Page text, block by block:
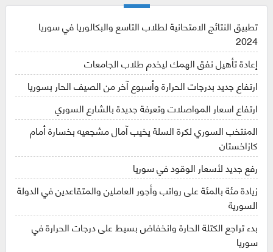
تطبيق النتائج الامتحانية لطلاب التاسع والبكالوريا في سوريا
2024
إعادة تأهيل نفق الهمك ليخدم طلاب الجامعات
ارتفاع جديد بدرجات الحرارة وأسبوع آخر من الصيف الحار بسوريا
ارتفاع اسعار المواصلات وتعرفة جديدة بالشارع السوري
المنتخب السوري لكرة السلة يخيب آمال مشجعيه بخسارة أمام
كازاخستان
رفع جديد لأسعار الوقود في سوريا
زيادة مئة بالمئة على رواتب وأجور العاملين والمتقاعدين في الدولة
السورية
بدء تراجع الكتلة الحارة وانخفاض بسيط على درجات الحرارة في
سوريا